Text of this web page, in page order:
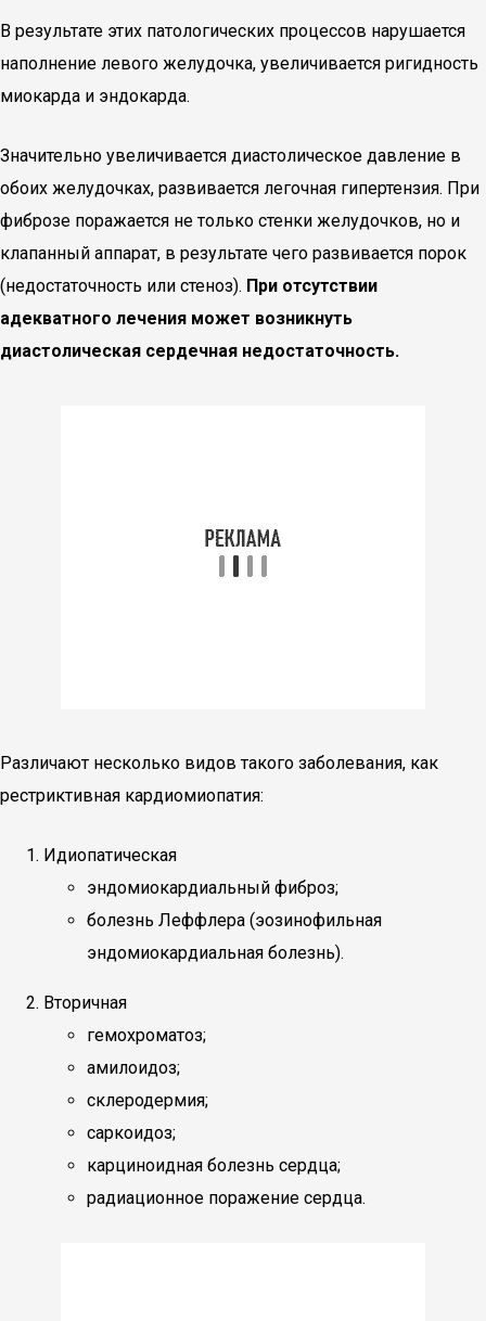
В результате этих патологических процессов нарушается
наполнение левого желудочка, увеличивается ригидность
миокарда и эндокарда.
Значительно увеличивается диастолическое давление в
обоих желудочках, развивается легочная гипертензия. При
фиброзе поражается не только стенки желудочков, но и
клапанный аппарат, в результате чего развивается порок
(недостаточность или стеноз). При отсутствии
адекватного лечения может возникнуть
диастолическая сердечная недостаточность.
Различают несколько видов такого заболевания, как
рестриктивная кардиомиопатия:
Идиопатическая
эндомиокардиальный фиброз;
болезнь Леффлера (эозинофильная
эндомиокардиальная болезнь).
Вторичная
гемохроматоз;
амилоидоз;
склеродермия;
саркоидоз;
карциноидная болезнь сердца;
радиационное поражение сердца.